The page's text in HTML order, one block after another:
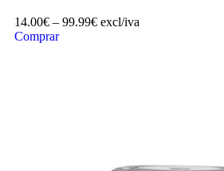
14.00€ – 99.99€ excl/iva
Comprar